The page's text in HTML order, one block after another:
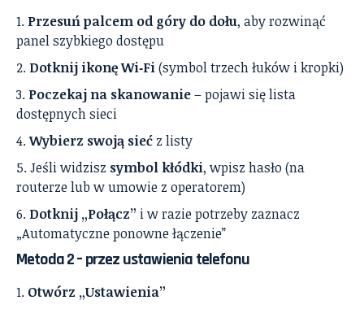
Przesuń palcem od góry do dołu, aby rozwinąć
panel szybkiego dostępu
Dotknij ikonę Wi‑Fi(symbol trzech łuków i kropki)
Poczekaj na skanowanie– pojawi się lista
dostępnych sieci
Wybierz swoją sieć z listy
Jeśli widzisz symbol kłódki, wpisz hasło (na
routerze lub w umowie z operatorem)
Dotknij „Połącz” i w razie potrzeby zaznacz
„Automatyczne ponowne łączenie”
Metoda 2 – przez ustawienia telefonu
Otwórz „Ustawienia”